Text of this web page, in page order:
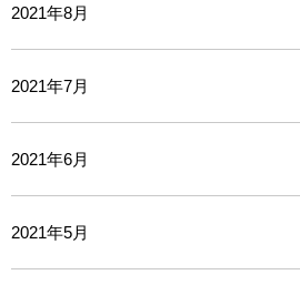
2021年8月
2021年7月
2021年6月
2021年5月